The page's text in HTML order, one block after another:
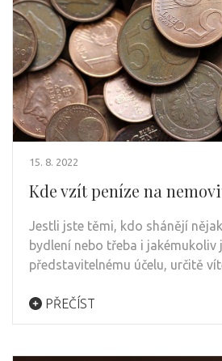
15. 8. 2022
Kde vzít peníze na
Jestli jste těmi, kdo shánějí
bydlení nebo třeba i jakémukoliv
představitelnému účelu, určitě
PŘEČÍST